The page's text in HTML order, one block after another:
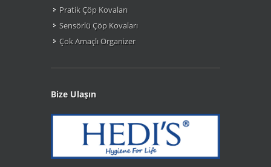
Pratik Çöp Kovaları
Sensörlü Çöp Kovaları
Çok Amaçlı Organizer
Bize Ulaşın